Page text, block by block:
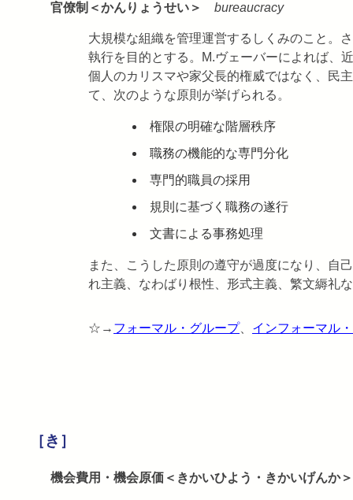
官僚制＜かんりょうせい＞ bureaucracy
大規模な組織を管理運営するしくみのこと。
執行を目的とする。M.ヴェーバーによれば、
個人のカリスマや家父長的権威ではなく、民
て、次のような原則が挙げられる。
権限の明確な階層秩序
職務の機能的な専門分化
専門的職員の採用
規則に基づく職務の遂行
文書による事務処理
また、こうした原則の遵守が過度になり、自
れ主義、なわばり根性、形式主義、繁文縟礼
☆→ フォーマル・グループ、 インフォーマル
［き］
機会費用・機会原価＜きかいひよう・きかいげんか＞